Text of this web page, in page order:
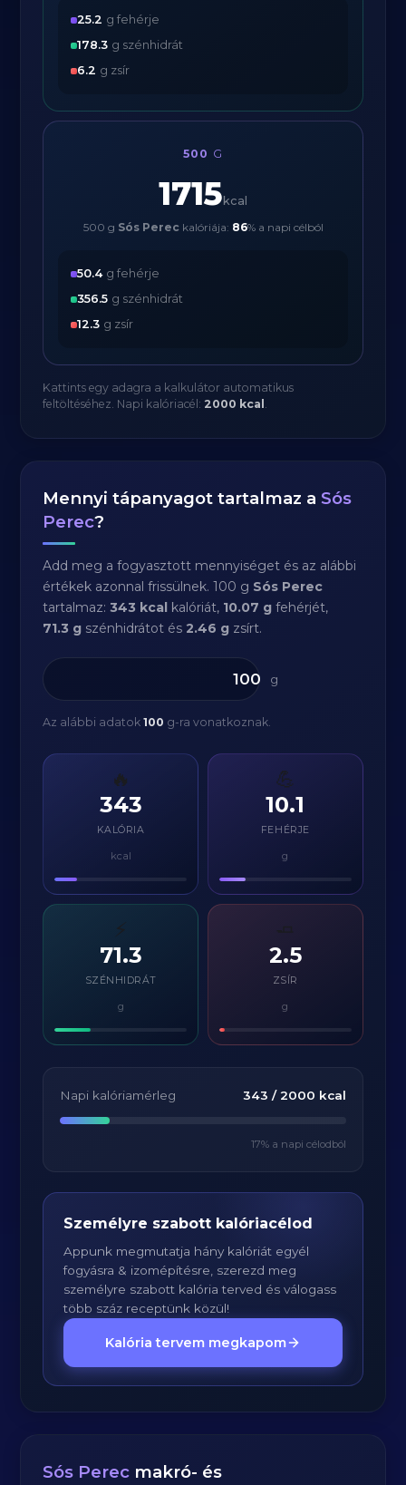
25.2 g fehérje
178.3 g szénhidrát
6.2 g zsír
500 G
1715 kcal
500 g Sós Pereckalóriája: 86% a napi célból
50.4 g fehérje
356.5 g szénhidrát
12.3 g zsír
Kattints egy adagra a kalkulátor automatikus
feltöltéséhez. Napi kalóriacél: 2000 kcal .
Mennyi tápanyagot tartalmaz a Sós
Perec?
Add meg a fogyasztott mennyiséget és az alábbi
értékek azonnal frissülnek. 100 g Sós Perec
tartalmaz:343 kcal kalóriát, 10.07 g fehérjét,
71.3 g szénhidrátot és2.46 g zsírt.
g
Az alábbi adatok100 g-ra vonatkoznak.
🔥
343
KALÓRIA
kcal
💪
10.1
FEHÉRJE
g
⚡
71.3
SZÉNHIDRÁT
g
2.5
ZSÍR
g
Napi kalóriamérleg 343 / 2000 kcal
17% a napi célodból
Személyre szabott kalóriacélod
Appunk megmutatja hány kalóriát egyél
fogyásra & izomépítésre, szerezd meg
személyre szabott kalória terved és válogass
több száz receptünk közül!
Kalória tervem megkapom
Sós Perec makró- és